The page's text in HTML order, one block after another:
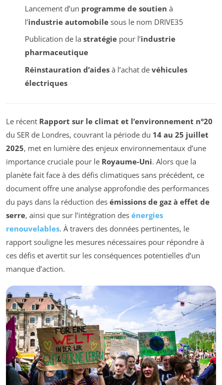
Lancement d’un programme de soutien à
l’industrie automobilesous le nom DRIVE35
Publication de la stratégiepour l’industrie
pharmaceutique
Réinstauration d’aidesà l’achat de véhicules
électriques
Le récent Rapport sur le climat et l’environnement n°20
du SER de Londres, couvrant la période du 14 au 25 juillet
2025, met en lumière des enjeux environnementaux d’une
importance cruciale pour le Royaume-Uni. Alors que la
planète fait face à des défis climatiques sans précédent, ce
document offre une analyse approfondie des performances
du pays dans la réduction des émissions de gaz à effet de
serre, ainsi que sur l’intégration des énergies
renouvelables. À travers des données pertinentes, le
rapport souligne les mesures nécessaires pour répondre à
ces défis et avertit sur les conséquences potentielles d’un
manque d’action.